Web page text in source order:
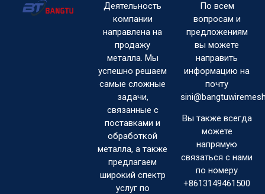
Деятельность
компании
направлена на
продажу
металла. Мы
успешно решаем
самые сложные
задачи,
связанные с
поставками и
обработкой
металла, а также
предлагаем
широкий спектр
услуг по
По всем
вопросам и
предложениям
вы можете
направить
информацию на
почту
Вы также всегда
можете
напрямую
связаться с нами
по номеру
+8613149461500